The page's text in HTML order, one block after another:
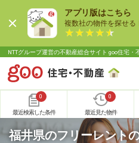
アプリ版はこちら
複数社の物件を探せる
NTTグループ運営の不動産総合サイト goo住宅・
0
最近検索した条件
0
最近見た物件
福井県のフリーレント